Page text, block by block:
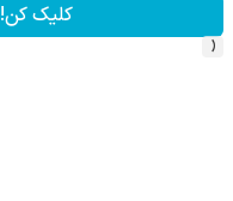
کلیک کن!
‹